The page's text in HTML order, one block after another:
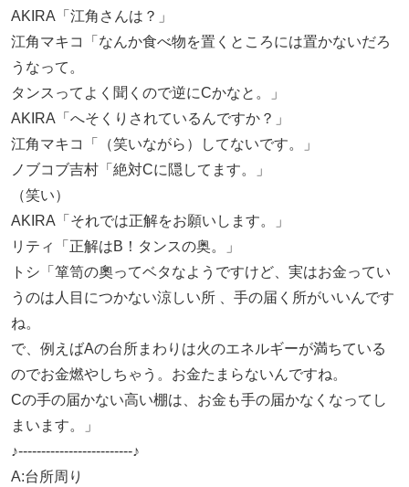
AKIRA「江角さんは？」
江角マキコ「なんか食べ物を置くところには置かないだろ
うなって。
タンスってよく聞くので逆にCかなと。」
AKIRA「へそくりされているんですか？」
江角マキコ「（笑いながら）してないです。」
ノブコブ吉村「絶対Cに隠してます。」
（笑い）
AKIRA「それでは正解をお願いします。」
リティ「正解はB！タンスの奥。」
トシ「箪笥の奧ってベタなようですけど、実はお金ってい
うのは人目につかない涼しい所 、手の届く所がいいんです
ね。
で、例えばAの台所まわりは火のエネルギーが満ちている
のでお金燃やしちゃう。お金たまらないんですね。
Cの手の届かない高い棚は、お金も手の届かなくなってし
まいます。」
♪-------------------------♪
A:台所周り